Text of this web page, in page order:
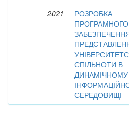
2021
РОЗРОБКА
ПРОГРАМНОГО
СПІЛЬНОТИ В
ДИНАМІЧНОМУ
СЕРЕДОВИЩІ